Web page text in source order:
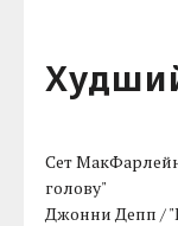
Сет
голову"
Джонни Депп /